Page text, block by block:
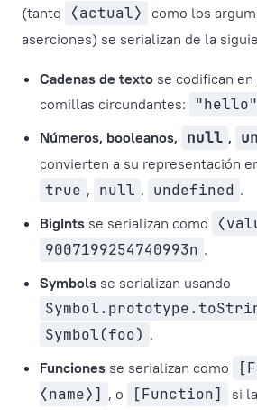
(tanto
⟨actual⟩
como los
aserciones) se serializan de la
Cadenas de texto se codifican
comillas circundantes:
"hello"
Números, booleanos, null ,
convierten a su representación
true , null , undefined .
BigInts se serializan como
9007199254740993n .
Symbols se serializan usando
Symbol(foo) .
Funciones se serializan como
⟨name⟩] , o [Function]
si